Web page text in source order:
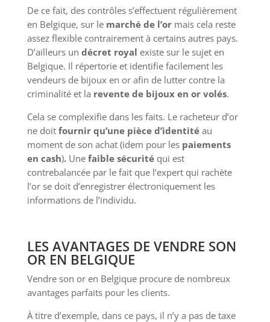
De ce fait, des contrôles s’effectuent régulièrement
en Belgique, sur le marché de l’ormais cela reste
assez flexible contrairement à certains autres pays.
D’ailleurs un décret royal existe sur le sujet en
Belgique. Il répertorie et identifie facilement les
vendeurs de bijoux en or afin de lutter contre la
criminalité et la revente de bijoux en or volés.
Cela se complexifie dans les faits. Le racheteur d’or
ne doit fournir qu’une pièce d’identitéau
moment de son achat (idem pour les paiements
en cash).Une faible sécuritéqui est
contrebalancée par le fait que l’expert qui rachète
l’or se doit d’enregistrer électroniquement les
informations de l’individu.
LES AVANTAGES DE VENDRE SON
OR EN BELGIQUE
Vendre son or en Belgique procure de nombreux
avantages parfaits pour les clients.
À titre d’exemple, dans ce pays, il n’y a pas de taxe